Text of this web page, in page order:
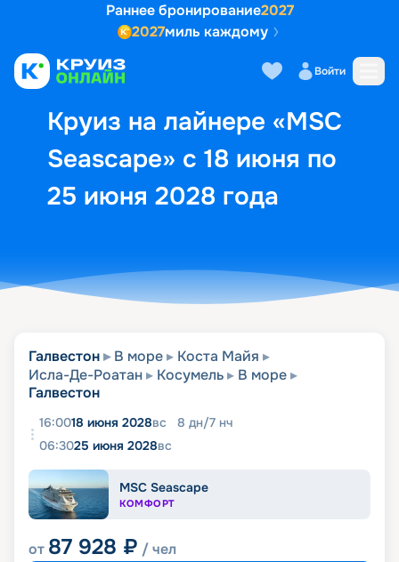
Раннее бронирование2027
2027миль каждому
Войти
Круиз на лайнере «MSC
Seascape» с 18 июня по
25 июня 2028 года
Выбор кают Маршрут и
Галвестон В море
Коста Майя
Исла-Де-Роатан
Косумель
В море
Галвестон
16:0018 июня 2028вс 8 дн/7 нч
06:3025 июня 2028вс
MSC Seascape
КОМФОРТ
от 87 928 ₽ / чел